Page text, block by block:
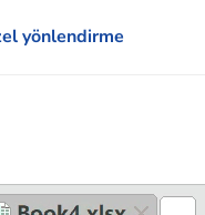
yönlendirme